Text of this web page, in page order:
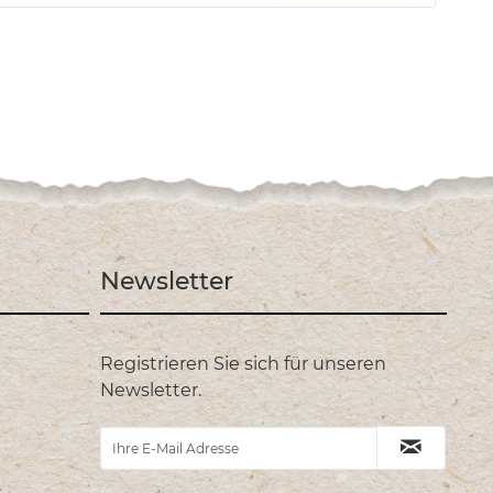
Newsletter
Registrieren Sie sich für unseren
Newsletter.